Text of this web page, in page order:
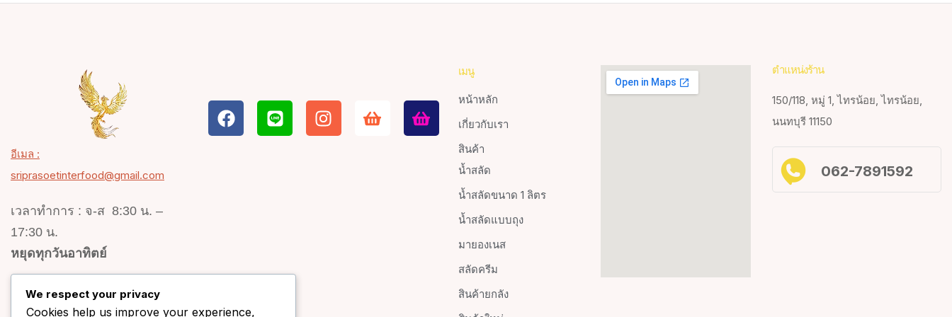
อีเมล :
sriprasoetinterfood@gmail.com
เวลาทำการ : จ-ส 8:30 น. –
17:30 น.
หยุดทุกวันอาทิตย์
เมนู
หน้าหลัก
เกี่ยวกับเรา
สินค้า
น้ำสลัด
น้ำสลัดขนาด 1 ลิตร
น้ำสลัดแบบถุง
มายองเนส
สลัดครีม
สินค้ายกลัง
ตำแหน่งร้าน
150/118, หมู่ 1, ไทรน้อย, ไทรน้อย,
นนทบุรี 11150
062-7891592
We respect your privacy
Cookies help us improve your experience,